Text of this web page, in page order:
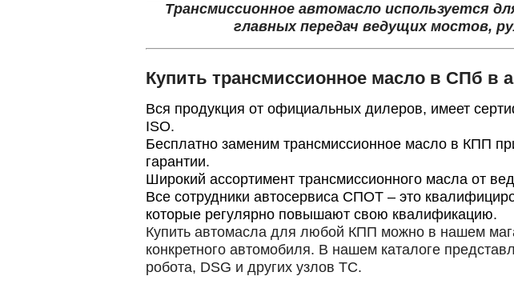
Трансмиссионное автомасло используется
главных передач ведущих мостов,
Купить трансмиссионное масло в СПб в
Вся продукция от официальных дилеров, имеет
ISO.
Бесплатно заменим трансмиссионное масло в КПП
гарантии.
Широкий ассортимент трансмиссионного масла от
Все сотрудники автосервиса СПОТ – это
которые регулярно повышают свою квалификацию.
Купить автомасла для любой КПП можно в нашем
конкретного автомобиля. В нашем каталоге
робота, DSG и других узлов ТС.